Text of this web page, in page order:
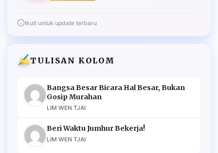
Ikuti untuk update terbaru
TULISAN KOLOM
Bangsa Besar Bicara Hal Besar, Bukan
Gosip Murahan
LIM WEN TJAI
Beri Waktu Jumhur Bekerja!
LIM WEN TJAI